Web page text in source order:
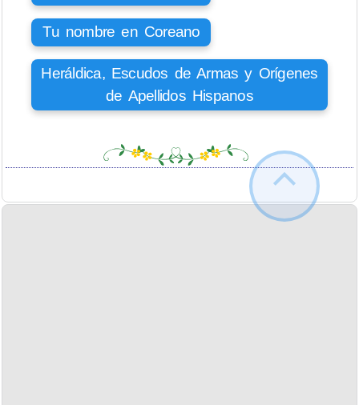
Tu nombre en Coreano
Heráldica, Escudos de Armas y Orígenes
de Apellidos Hispanos